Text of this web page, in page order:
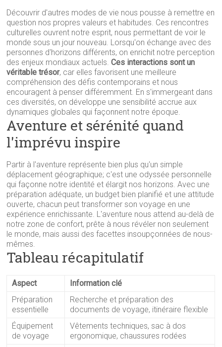
Découvrir d'autres modes de vie nous pousse à remettre en
question nos propres valeurs et habitudes. Ces rencontres
culturelles ouvrent notre esprit, nous permettant de voir le
monde sous un jour nouveau. Lorsqu'on échange avec des
personnes d'horizons différents, on enrichit notre perception
des enjeux mondiaux actuels.Ces interactions sont un
véritable trésor, car elles favorisent une meilleure
compréhension des défis contemporains et nous
encouragent à penser différemment. En s'immergeant dans
ces diversités, on développe une sensibilité accrue aux
dynamiques globales qui façonnent notre époque.
Aventure et sérénité quand
l'imprévu inspire
Partir à l'aventure représente bien plus qu'un simple
déplacement géographique; c'est une odyssée personnelle
qui façonne notre identité et élargit nos horizons. Avec une
préparation adéquate, un budget bien planifié et une attitude
ouverte, chacun peut transformer son voyage en une
expérience enrichissante. L'aventure nous attend au-delà de
notre zone de confort, prête à nous révéler non seulement
le monde, mais aussi des facettes insoupçonnées de nous-
mêmes.
Tableau récapitulatif
Aspect
Information clé
Préparation
essentielle
Recherche et préparation des
documents de voyage, itinéraire flexible
Équipement
de voyage
Vêtements techniques, sac à dos
ergonomique, chaussures rodées